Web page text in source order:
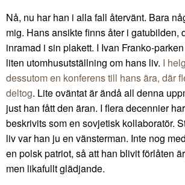
Nå, nu har han i alla fall återvänt. Bara
mig. Hans ansikte finns åter i gatubilden,
inramad i sin plakett. I Ivan Franko-
liten utomhusutställning om hans liv. I
dessutom en konferens till hans ära, där
deltog. Lite oväntat är ändå all denna
just han fått den äran. I flera decennier
beskrivits som en sovjetisk kollaboratör.
liv var han ju en vänsterman. Inte nog
en polsk patriot, så att han blivit förlåten
men likafullt glädjande.